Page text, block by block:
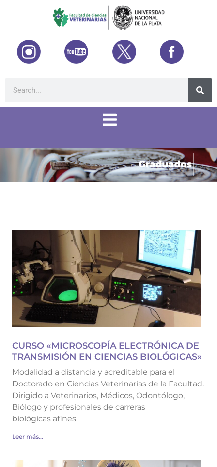
CURSO «MICROSCOPÍA ELECTRÓNICA DE
TRANSMISIÓN EN CIENCIAS BIOLÓGICAS»
Modalidad a distancia y acreditable para el
Doctorado en Ciencias Veterinarias de la Facultad.
Dirigido a Veterinarios, Médicos, Odontólogo,
Biólogo y profesionales de carreras
biológicas afines.
Leer más...